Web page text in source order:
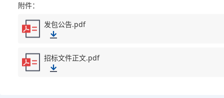
附件：
发包公告.pdf
招标文件正文.pdf